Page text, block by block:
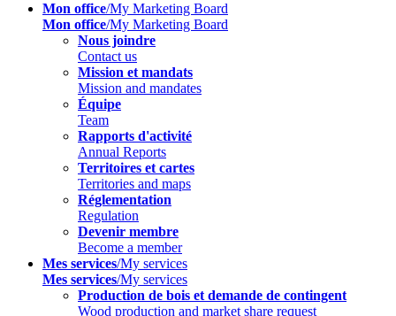
Mon office/My Marketing Board
Mon office/My Marketing Board
Nous joindre
Contact us
Mission et mandats
Mission and mandates
Équipe
Team
Rapports d'activité
Annual Reports
Territoires et cartes
Territories and maps
Réglementation
Regulation
Devenir membre
Become a member
Mes services/My services
Mes services/My services
Production de bois et demande de contingent
Wood production and market share request